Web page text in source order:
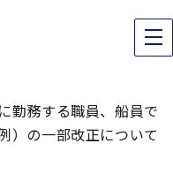
勤務する職員、船員で
）の一部改正について